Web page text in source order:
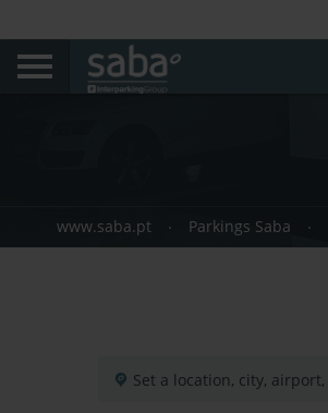
www.saba.pt Parkings Saba